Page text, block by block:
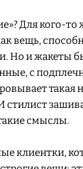
Для кого-то
вещь,
Но и жакеты
с
такая
стилист
смыслы.
клиентки,